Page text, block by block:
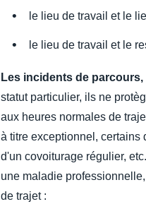
le lieu de travail et le
le lieu de travail et le
Les incidents de
statut particulier, ils ne
aux heures normales de
à titre exceptionnel, certains
d'un covoiturage régulier,
une maladie
de trajet :